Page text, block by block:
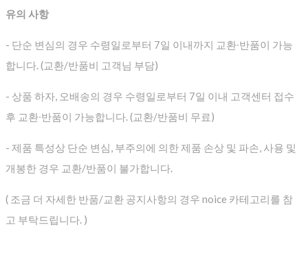
유의 사항
- 단순 변심의 경우 수령일로부터 7일 이내까지 교환∙반품이 가능
합니다. (교환/반품비 고객님 부담)
- 상품 하자, 오배송의 경우 수령일로부터 7일 이내 고객센터 접수
후 교환∙반품이 가능합니다. (교환/반품비 무료)
- 제품 특성상 단순 변심, 부주의에 의한 제품 손상 및 파손, 사용 및
개봉한 경우 교환/반품이 불가합니다.
( 조금 더 자세한 반품/교환 공지사항의 경우 noice 카테고리를 참
고 부탁드립니다. )